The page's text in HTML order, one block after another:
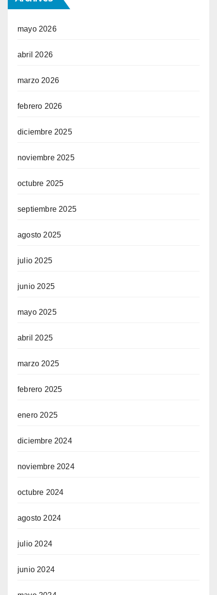
mayo 2026
abril 2026
marzo 2026
febrero 2026
diciembre 2025
noviembre 2025
octubre 2025
septiembre 2025
agosto 2025
julio 2025
junio 2025
mayo 2025
abril 2025
marzo 2025
febrero 2025
enero 2025
diciembre 2024
noviembre 2024
octubre 2024
agosto 2024
julio 2024
junio 2024